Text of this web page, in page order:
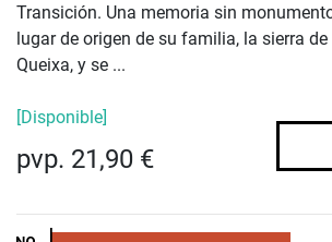
Transición. Una memoria sin
lugar de origen de su familia, la sierra de
Queixa, y se ...
[Disponible]
pvp. 21,90 €